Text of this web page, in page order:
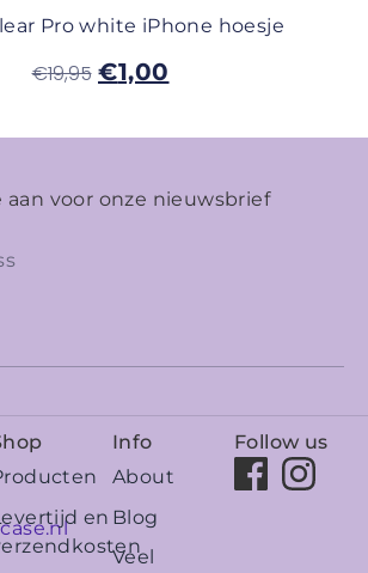
Pro white iPhone hoesje
€19,95 €1,00
aan voor onze nieuwsbrief
en
Info
About
Blog
Veel
Follow us